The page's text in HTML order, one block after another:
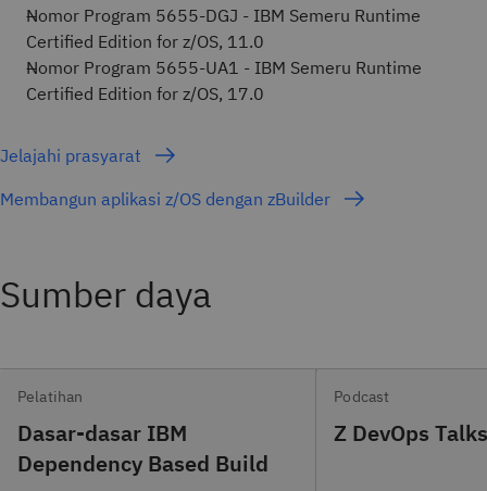
Nomor Program 5655-DGJ - IBM Semeru Runtime
Certified Edition for z/OS, 11.0
Nomor Program 5655-UA1 - IBM Semeru Runtime
Certified Edition for z/OS, 17.0
Jelajahi prasyarat
Membangun aplikasi z/OS dengan zBuilder
Sumber daya
Pelatihan
Dasar-dasar IBM
Dependency Based Build
Podcast
Z DevOps